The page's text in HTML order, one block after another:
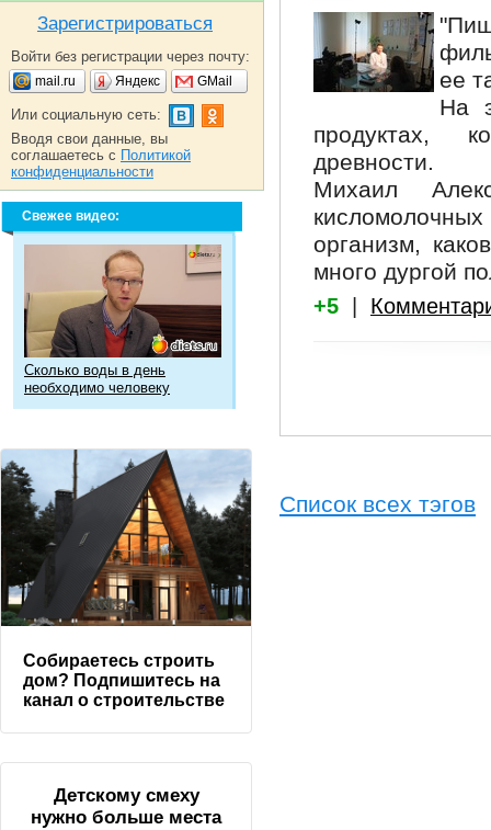
ее
На
продуктах,
древности.
Михаил
кисломолочных
организм,
много дургой
+5
Список всех тэгов
Зарегистрироваться
Войти без регистрации через почту:
mail.ru Яндекс GMail
Или социальную сеть:
Вводя свои данные, вы
соглашаетесь с Политикой
конфиденциальности
Свежее видео:
Сколько воды в день
необходимо человеку
Собираетесь строить
дом? Подпишитесь на
канал о строительстве
Детскому смеху
нужно больше места